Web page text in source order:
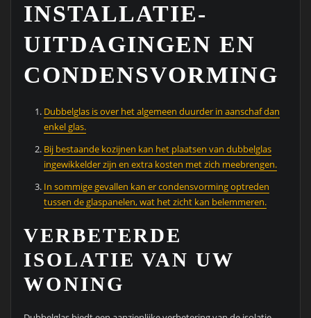
INSTALLATIE-
UITDAGINGEN EN
CONDENSVORMING
Dubbelglas is over het algemeen duurder in aanschaf dan
enkel glas.
Bij bestaande kozijnen kan het plaatsen van dubbelglas
ingewikkelder zijn en extra kosten met zich meebrengen.
In sommige gevallen kan er condensvorming optreden
tussen de glaspanelen, wat het zicht kan belemmeren.
VERBETERDE
ISOLATIE VAN UW
WONING